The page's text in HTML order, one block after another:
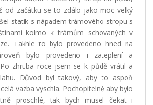
od začátku se to zdálo jako moc velký
statik s nápadem trámového stropu s
kolmo k trámům schovaných v
Takhle to bylo provedeno hned na
bylo provedeno i zateplení a
zhruba roce jsem se k půdě vrátil a
Důvod byl takový, aby to aspoň
vazba vyschla. Pochopitelně aby bylo
proschlé, tak bych musel čekat i